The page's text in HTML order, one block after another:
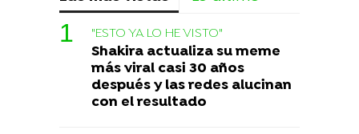
"ESTO YA LO HE VISTO"
Shakira actualiza su meme
más viral casi 30 años
después y las redes alucinan
con el resultado